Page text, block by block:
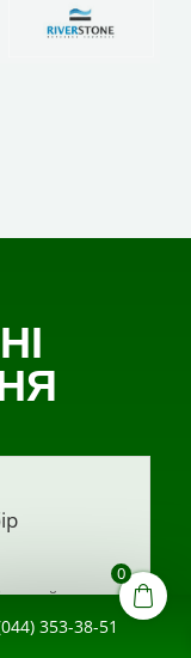
у нас,
з вибором
353-38-51
0